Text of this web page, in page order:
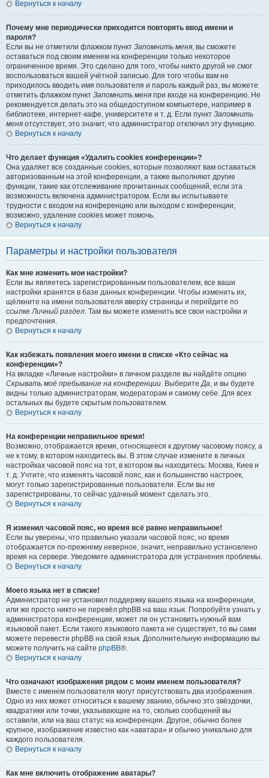
Вернуться к началу
Почему мне периодически приходится повторять ввод имени и
пароля?
Если вы не отметили флажком пункт Запомнить меня, вы сможете
оставаться под своим именем на конференции только некоторое
ограниченное время. Это сделано для того, чтобы никто другой не смог
воспользоваться вашей учётной записью. Для того чтобы вам не
приходилось вводить имя пользователя и пароль каждый раз, вы можете
отметить флажком пункт Запомнить меня при входе на конференцию. Не
рекомендуется делать это на общедоступном компьютере, например в
библиотеке, интернет-кафе, университете и т. д. Если пункт Запомнить
меня отсутствует, это значит, что администратор отключил эту функцию.
Вернуться к началу
Что делает функция «Удалить cookies конференции»?
Она удаляет все созданные cookies, которые позволяют вам оставаться
авторизованным на этой конференции, а также выполняют другие
функции, такие как отслеживание прочитанных сообщений, если эта
возможность включена администратором. Если вы испытываете
трудности с входом на конференцию или выходом с конференции,
возможно, удаление cookies может помочь.
Вернуться к началу
Параметры и настройки пользователя
Как мне изменить мои настройки?
Если вы являетесь зарегистрированным пользователем, все ваши
настройки хранятся в базе данных конференции. Чтобы изменить их,
щёлкните на имени пользователя вверху страницы и перейдите по
ссылкеЛичный раздел. Там вы можете изменить все свои настройки и
предпочтения.
Вернуться к началу
Как избежать появления моего имени в списке «Кто сейчас на
конференции»?
На вкладке «Личные настройки» в личном разделе вы найдёте опцию
Скрывать моё пребывание на конференции. ВыберитеДа, и вы будете
видны только администраторам, модераторам и самому себе. Для всех
остальных вы будете скрытым пользователем.
Вернуться к началу
На конференции неправильное время!
Возможно, отображается время, относящееся к другому часовому поясу, а
не к тому, в котором находитесь вы. В этом случае измените в личных
настройках часовой пояс на тот, в котором вы находитесь: Москва, Киев и
т. д. Учтите, что изменять часовой пояс, как и большинство настроек,
могут только зарегистрированные пользователи. Если вы не
зарегистрированы, то сейчас удачный момент сделать это.
Вернуться к началу
Я изменил часовой пояс, но время всё равно неправильное!
Если вы уверены, что правильно указали часовой пояс, но время
отображается по-прежнему неверное, значит, неправильно установлено
время на сервере. Уведомите администратора для устранения проблемы.
Вернуться к началу
Моего языка нет в списке!
Администратор не установил поддержку вашего языка на конференции,
или же просто никто не перевёл phpBB на ваш язык. Попробуйте узнать у
администратора конференции, может ли он установить нужный вам
языковой пакет. Если такого языкового пакета не существует, то вы сами
можете перевести phpBB на свой язык. Дополнительную информацию вы
можете получить на сайте phpBB®.
Вернуться к началу
Что означают изображения рядом с моим именем пользователя?
Вместе с именем пользователя могут присутствовать два изображения.
Одно из них может относиться к вашему званию, обычно это звёздочки,
квадратики или точки, указывающие на то, сколько сообщений вы
оставили, или на ваш статус на конференции. Другое, обычно более
крупное, изображение известно как «аватара» и обычно уникально для
каждого пользователя.
Вернуться к началу
Как мне включить отображение аватары?